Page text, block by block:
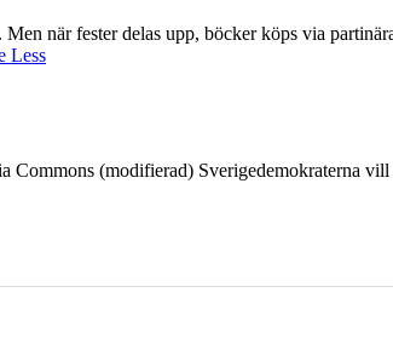
när fester delas upp, böcker köps via
Less
(modifierad) Sverigedemokraterna vill